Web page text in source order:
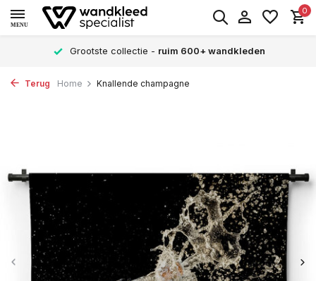
MENU
0
Grootste collectie - ruim 600+ wandkleden
Terug Home Knallende champagne